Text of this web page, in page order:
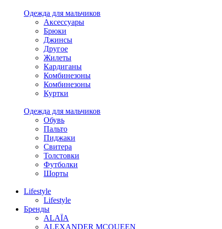
Одежда для мальчиков
Аксессуары
Брюки
Джинсы
Другое
Жилеты
Кардиганы
Комбинезоны
Комбинезоны
Куртки
Одежда для мальчиков
Обувь
Пальто
Пиджаки
Свитера
Толстовки
Футболки
Шорты
Lifestyle
Lifestyle
Бренды
ALAÏA
ALEXANDER MCQUEEN